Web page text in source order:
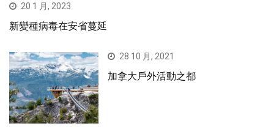
20 1 月, 2023
新變種病毒在安省蔓延
28 10 月, 2021
加拿大戶外活動之都